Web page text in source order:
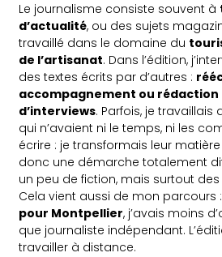
Le journalisme consiste souvent à
d’actualité, ou des sujets
travaillé dans le domaine du
de l’artisanat. Dans l’édition,
des textes écrits par d’autres :
accompagnement ou
d’interviews. Parfois, je
qui n’avaient ni le temps, ni les
écrire : je transformais leur matière
donc une démarche totalement
un peu de fiction, mais surtout
Cela vient aussi de mon parcours
pour Montpellier, j’avais moins
que journaliste indépendant.
travailler à distance.